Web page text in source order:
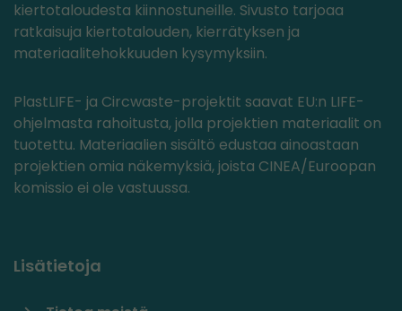
kiertotaloudesta kiinnostuneille. Sivusto tarjoaa
ratkaisuja kiertotalouden, kierrätyksen ja
materiaalitehokkuuden kysymyksiin.
PlastLIFE- ja Circwaste-projektit saavat EU:n LIFE-
ohjelmasta rahoitusta, jolla projektien materiaalit on
tuotettu. Materiaalien sisältö edustaa ainoastaan
projektien omia näkemyksiä, joista CINEA/Euroopan
komissio ei ole vastuussa.
Lisätietoja